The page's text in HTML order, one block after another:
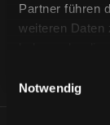
Partner führen
weiteren Daten
Notwendig